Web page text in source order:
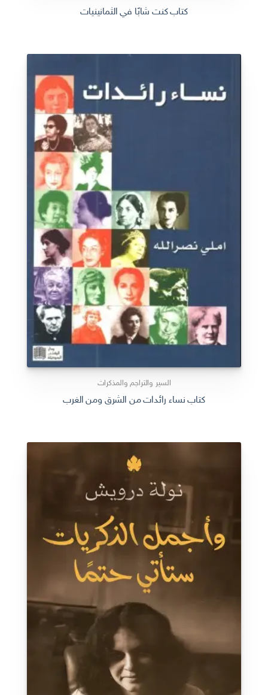
كتاب كنت شابًا في الثمانينيات
السير والتراجم والمذكرات
كتاب نساء رائدات من الشرق ومن الغرب